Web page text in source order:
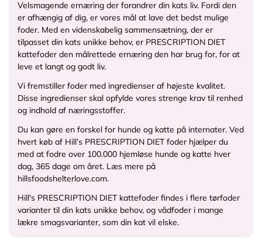
Velsmagende ernæring der forandrer din kats liv. Fordi den
er afhængig af dig, er vores mål at lave det bedst mulige
foder. Med en videnskabelig sammensætning, der er
tilpasset din kats unikke behov, er PRESCRIPTION DIET
kattefoder den målrettede ernæring den har brug for, for at
leve et langt og godt liv.
Vi fremstiller foder med ingredienser af højeste kvalitet.
Disse ingredienser skal opfylde vores strenge krav til renhed
og indhold af næringsstoffer.
Du kan gøre en forskel for hunde og katte på internater. Ved
hvert køb af Hill’s PRESCRIPTION DIET foder hjælper du
med at fodre over 100.000 hjemløse hunde og katte hver
dag, 365 dage om året. Læs mere på
hillsfoodshelterlove.com.
Hill's PRESCRIPTION DIET kattefoder findes i flere tørfoder
varianter til din kats unikke behov, og vådfoder i mange
lækre smagsvarianter, som din kat vil elske.